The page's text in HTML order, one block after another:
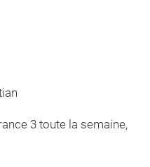
3 toute la semaine,